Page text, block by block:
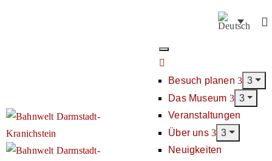
Besuch planen
Das Museum
Veranstaltungen
Über uns
Neuigkeiten